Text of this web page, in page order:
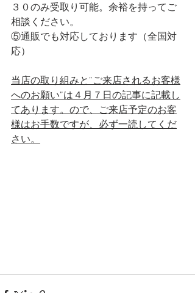
３０のみ受取り可能。余裕を持ってご
相談ください。
⑤通販でも対応しております（全国対
応）
当店の取り組みと”ご来店されるお客様
へのお願い”は４月７日の記事に記載し
てあります。ので、ご来店予定のお客
様はお手数ですが、必ず一読してくだ
さい。